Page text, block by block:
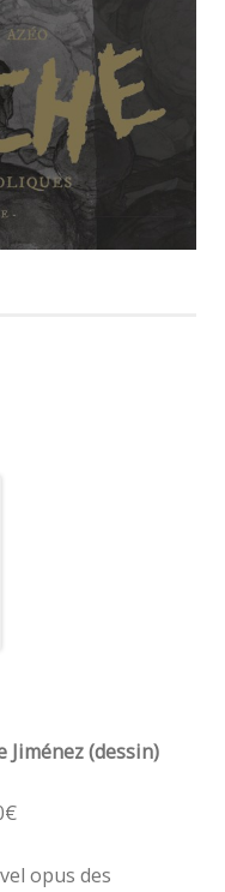
Jiménez (dessin)
opus des